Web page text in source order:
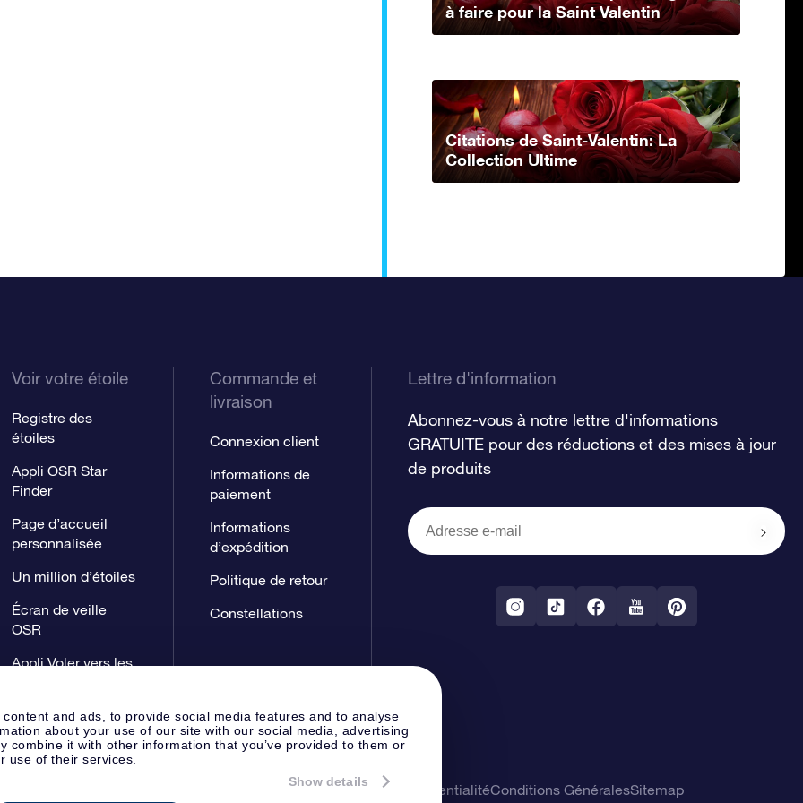
and ads, to provide social media features and to analyse
about your use of our site with our social media, advertising
combine it with other information that you’ve provided to them or
use of their services.
Show details
à faire pour la Saint Valentin
Citations de Saint-Valentin: La
Collection Ultime
Voir votre étoile
Registre des
étoiles
Appli OSR Star
Finder
Page d’accueil
personnalisée
Un million d’étoiles
Écran de veille
OSR
Appli Voler vers les
Commande et
livraison
Connexion client
Informations de
paiement
Informations
d’expédition
Politique de retour
Constellations
Lettre d'information
Abonnez-vous à notre lettre d'informations
GRATUITE pour des réductions et des mises à jour
de produits
Page de presseDéclaration de confidentialitéConditions GénéralesSitemap